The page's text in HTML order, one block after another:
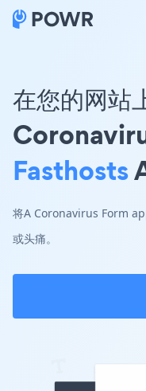
在您的网站
Fasthosts
将A Coronavirus Form
或头痛。